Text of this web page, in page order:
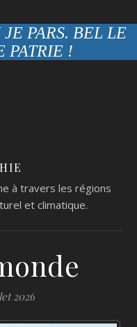
PARS. BEL LE
PATRIE !
à travers les régions
et climatique.
2026